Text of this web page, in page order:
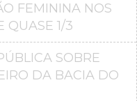
FEMININA NOS
QUASE 1/3
SOBRE
DA BACIA DO